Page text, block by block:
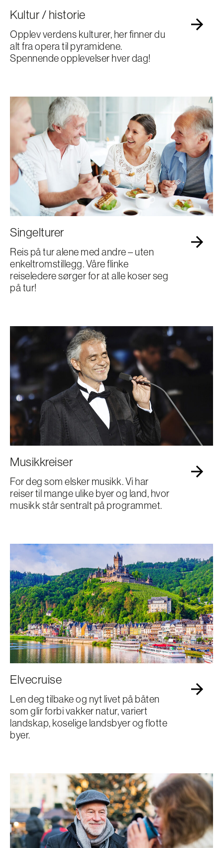
Kultur / historie
Opplev verdens kulturer, her finner du
alt fra opera til pyramidene.
Spennende opplevelser hver dag!
Singelturer
Reis på tur alene med andre – uten
enkeltromstillegg. Våre flinke
reiseledere sørger for at alle koser seg
på tur!
Musikkreiser
For deg som elsker musikk. Vi har
reiser til mange ulike byer og land, hvor
musikk står sentralt på programmet.
Elvecruise
Len deg tilbake og nyt livet på båten
som glir forbi vakker natur, variert
landskap, koselige landsbyer og flotte
byer.